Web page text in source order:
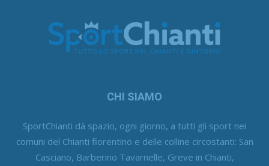
CHI SIAMO
SportChianti dà spazio, ogni giorno, a tutti gli sport nei
comuni del Chianti fiorentino e delle colline circostanti: San
Casciano, Barberino Tavarnelle, Greve in Chianti,